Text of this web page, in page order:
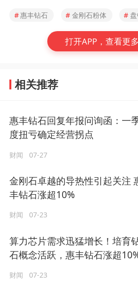
#惠丰钻石 # 金刚石粉体 #
打开APP，查看更
相关推荐
惠丰钻石回复年报问询函：一
度扭亏确定经营拐点
财闻 07-27
金刚石卓越的导热性引起关注
丰钻石涨超10%
财闻 07-23
算力芯片需求迅猛增长！培育
石概念活跃，惠丰钻石涨超
财闻 07-23